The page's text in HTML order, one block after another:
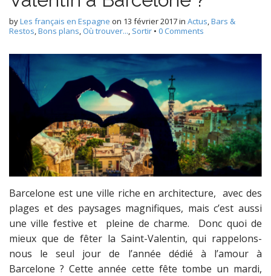
byLes français en Espagne on 13 février 2017in Actus,Bars &
Restos,Bons plans, Où trouver..., Sortir • 0 Comments
Barcelone est une ville riche en architecture, avec des
plages et des paysages magnifiques, mais c’est aussi
une ville festive et pleine de charme. Donc quoi de
mieux que de fêter la Saint-Valentin, qui rappelons-
nous le seul jour de l’année dédié à l’amour à
Barcelone ? Cette année cette fête tombe un mardi,